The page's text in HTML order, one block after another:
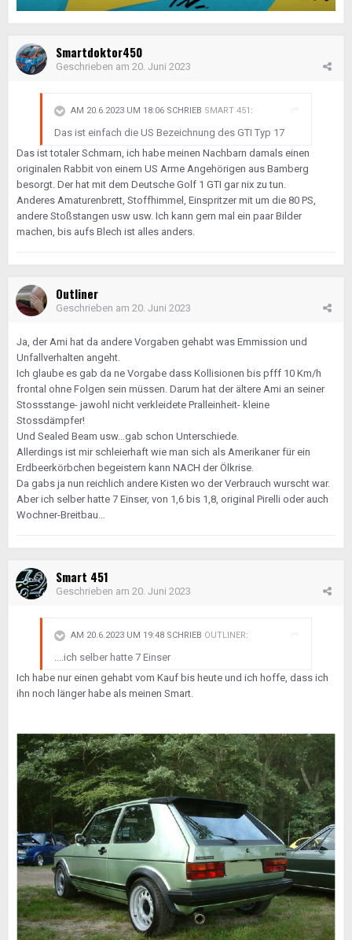
Smartdoktor450
Geschrieben am 20. Juni 2023
AM 20.6.2023 UM 18:06 SCHRIEB SMART 451 :
Das ist einfach die US Bezeichnung des GTI Typ 17
Das ist totaler Schmarn, ich habe meinen Nachbarn damals einen
originalen Rabbit von einem US Arme Angehörigen aus Bamberg
besorgt. Der hat mit dem Deutsche Golf 1 GTI gar nix zu tun.
Anderes Amaturenbrett, Stoffhimmel, Einspritzer mit um die 80 PS,
andere Stoßstangen usw usw. Ich kann gern mal ein paar Bilder
machen, bis aufs Blech ist alles anders.
Outliner
Geschrieben am 20. Juni 2023
Ja, der Ami hat da andere Vorgaben gehabt was Emmission und
Unfallverhalten angeht.
Ich glaube es gab da ne Vorgabe dass Kollisionen bis pfff 10 Km/h
frontal ohne Folgen sein müssen. Darum hat der ältere Ami an seiner
Stossstange- jawohl nicht verkleidete Pralleinheit- kleine
Stossdämpfer!
Und Sealed Beam usw…gab schon Unterschiede.
Allerdings ist mir schleierhaft wie man sich als Amerikaner für ein
Erdbeerkörbchen begeistern kann NACH der Ölkrise.
Da gabs ja nun reichlich andere Kisten wo der Verbrauch wurscht war.
Aber ich selber hatte 7 Einser, von 1,6 bis 1,8, original Pirelli oder auch
Wochner-Breitbau…
Smart 451
Geschrieben am 20. Juni 2023
AM 20.6.2023 UM 19:48 SCHRIEB OUTLINER:
....ich selber hatte 7 Einser
Ich habe nur einen gehabt vom Kauf bis heute und ich hoffe, dass ich
ihn noch länger habe als meinen Smart.